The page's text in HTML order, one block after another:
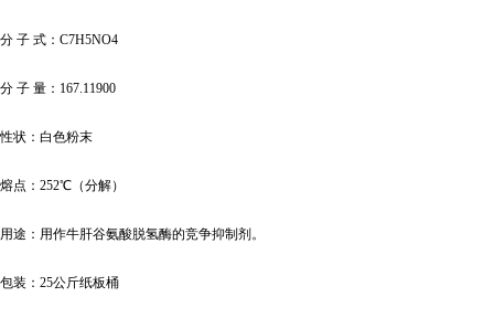
分 子 式： C7H5NO4
分 子 量： 167.11900
性状： 白色粉末
熔点： 252℃（分解）
用途：用作牛肝谷氨酸脱氢酶的竞争抑制剂。
包装： 25公斤纸板桶